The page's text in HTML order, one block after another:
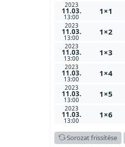
2023
11.03.
13:00
1×1
2023
11.03.
13:00
1×2
2023
11.03.
13:00
1×3
2023
11.03.
13:00
1×4
2023
11.03.
13:00
1×5
2023
11.03.
13:00
1×6
Sorozat frissítése